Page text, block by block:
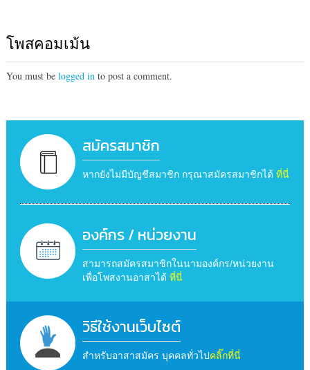
โพสคอมเม้น
You must be logged in to post a comment.
สมัครสมาชิก
หากยังไม่มีบัญชีสมาชิก กรุณาสมัครสมาชิกได้ ที่นี่
องค์กร / หน่วยงาน
สามารถสมัครสมาชิกในนามองค์กร/หน่วยงาน
เพื่อโพสงานอาสาได้ ที่นี่
วิธีใช้งานเว็บไซต์
สำหรับอาสาสมัคร บุคคลทั่วไปคลิ๊กที่นี่